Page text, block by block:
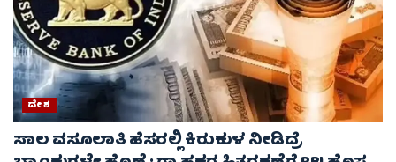
ದೇಶ
ಸಾಲ ವಸೂಲಾತಿ ಹೆಸರಲ್ಲಿ ಕಿರುಕುಳ ನೀಡಿದ್ರೆ